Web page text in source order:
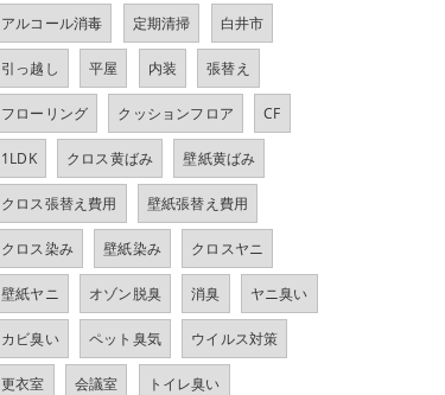
アルコール消毒 定期清掃 白井市
引っ越し 平屋 内装 張替え
フローリング クッションフロア CF
1LDK クロス黄ばみ 壁紙黄ばみ
クロス張替え費用 壁紙張替え費用
クロス染み 壁紙染み クロスヤニ
壁紙ヤニ オゾン脱臭 消臭 ヤニ臭い
カビ臭い ペット臭気 ウイルス対策
更衣室 会議室 トイレ臭い